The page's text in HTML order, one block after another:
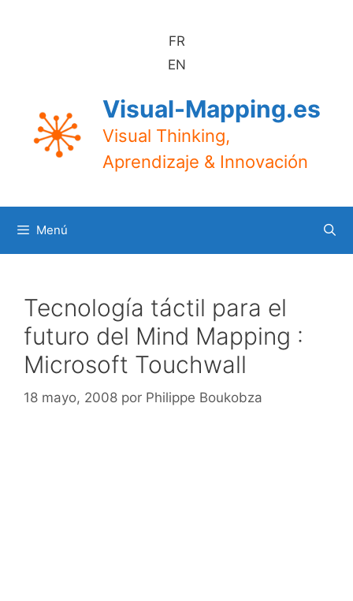
FR
EN
Visual-Mapping.es
Visual Thinking,
Aprendizaje & Innovación
Menú
Tecnología táctil para el
futuro del Mind Mapping :
Microsoft Touchwall
18 mayo, 2008 por Philippe Boukobza